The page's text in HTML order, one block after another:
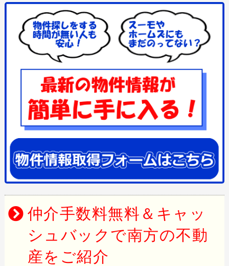
仲介手数料無料＆キャッ
シュバックで南方の不動
産をご紹介